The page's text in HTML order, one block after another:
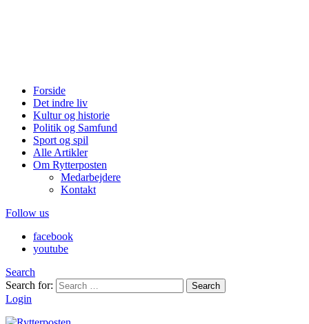
Forside
Det indre liv
Kultur og historie
Politik og Samfund
Sport og spil
Alle Artikler
Om Rytterposten
Medarbejdere
Kontakt
Follow us
facebook
youtube
Search
Search for:
Search
Login